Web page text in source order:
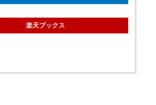
楽天ブックス